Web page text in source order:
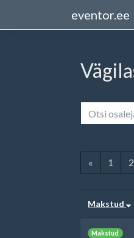
eventor.ee
« 1 2
Makstud
Makstud